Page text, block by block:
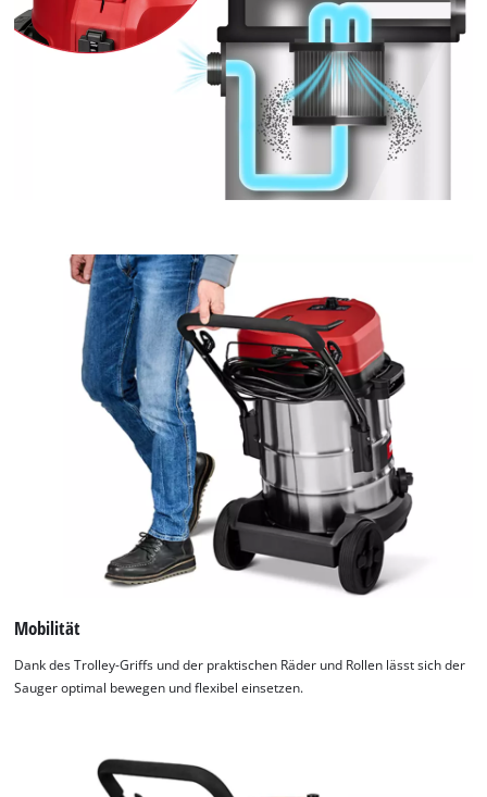
Mobilität
Dank des Trolley-Griffs und der praktischen Räder und Rollen lässt sich der
Sauger optimal bewegen und flexibel einsetzen.